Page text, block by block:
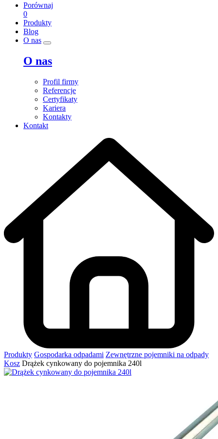
Porównaj
0
Produkty
Blog
O nas
O nas
Profil firmy
Referencje
Certyfikaty
Kariera
Kontakty
Kontakt
Produkty Gospodarka odpadami Zewnętrzne pojemniki na odpady
Kosz Drążek cynkowany do pojemnika 240l